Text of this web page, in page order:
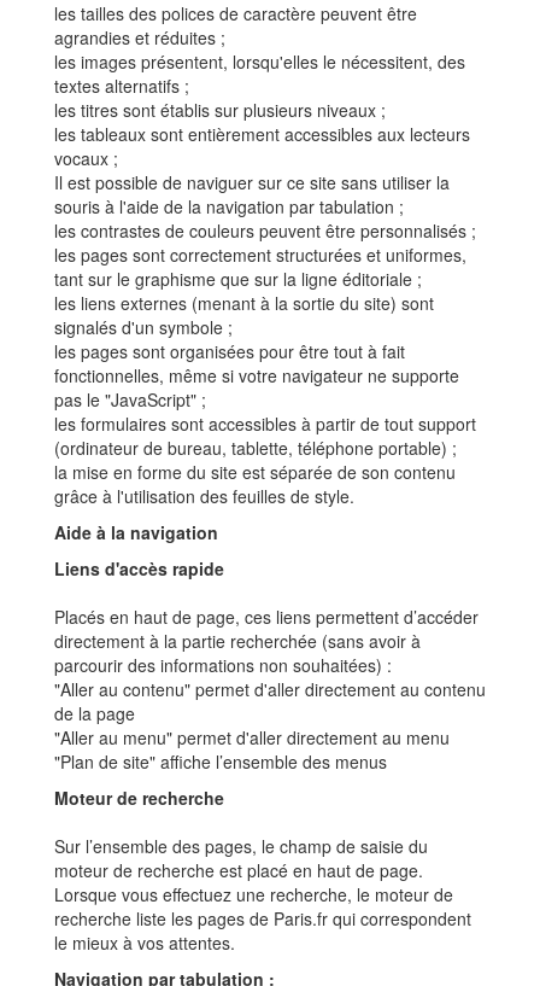
les tailles des polices de caractère peuvent être
agrandies et réduites ;
les images présentent, lorsqu'elles le nécessitent, des
textes alternatifs ;
les titres sont établis sur plusieurs niveaux ;
les tableaux sont entièrement accessibles aux lecteurs
vocaux ;
Il est possible de naviguer sur ce site sans utiliser la
souris à l'aide de la navigation par tabulation ;
les contrastes de couleurs peuvent être personnalisés ;
les pages sont correctement structurées et uniformes,
tant sur le graphisme que sur la ligne éditoriale ;
les liens externes (menant à la sortie du site) sont
signalés d'un symbole ;
les pages sont organisées pour être tout à fait
fonctionnelles, même si votre navigateur ne supporte
pas le "JavaScript" ;
les formulaires sont accessibles à partir de tout support
(ordinateur de bureau, tablette, téléphone portable) ;
la mise en forme du site est séparée de son contenu
grâce à l'utilisation des feuilles de style.
Aide à la navigation
Liens d'accès rapide
Placés en haut de page, ces liens permettent d’accéder
directement à la partie recherchée (sans avoir à
parcourir des informations non souhaitées) :
"Aller au contenu" permet d'aller directement au contenu
de la page
"Aller au menu" permet d'aller directement au menu
"Plan de site" affiche l’ensemble des menus
Moteur de recherche
Sur l’ensemble des pages, le champ de saisie du
moteur de recherche est placé en haut de page.
Lorsque vous effectuez une recherche, le moteur de
recherche liste les pages de Paris.fr qui correspondent
le mieux à vos attentes.
Navigation par tabulation :